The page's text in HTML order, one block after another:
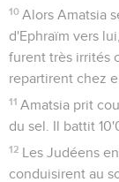
10 Alors Amatsia
d'Ephraïm vers
furent très irrités
repartirent chez
11 Amatsia prit
du sel. Il battit
12 Les Judéens
conduisirent au